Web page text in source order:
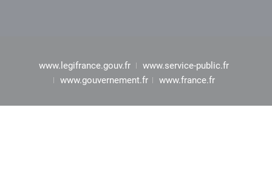
www.legifrance.gouv.fr
www.service-public.fr
www.gouvernement.fr
www.france.fr